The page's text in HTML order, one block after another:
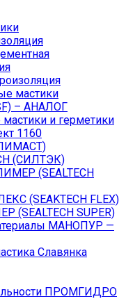
мастики
– АНАЛОГ
и герметики
1160
(СИЛТЭК)
(SEALTECH
(SEAKTECH FLEX)
(SEALTECH SUPER)
МАНОПУР —
Славянка
ПРОМГИДРО